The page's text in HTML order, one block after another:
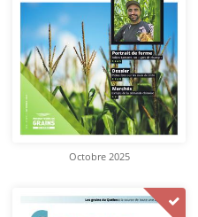
Octobre 2025